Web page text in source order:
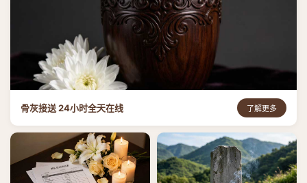
骨灰接送 24小时全天在线 了解更多